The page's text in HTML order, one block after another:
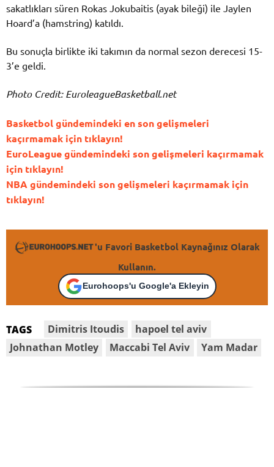
sakatlıkları süren Rokas Jokubaitis (ayak bileği) ile Jaylen
Hoard’a (hamstring) katıldı.
Bu sonuçla birlikte iki takımın da normal sezon derecesi 15-
3’e geldi.
Photo Credit: EuroleagueBasketball.net
Basketbol gündemindeki en son gelişmeleri
kaçırmamak için tıklayın!
EuroLeague gündemindeki son gelişmeleri kaçırmamak
için tıklayın!
NBA gündemindeki son gelişmeleri kaçırmamak için
tıklayın!
'u Favori Basketbol Kaynağınız Olarak
Kullanın.
Eurohoops'u Google'a Ekleyin
TAGS Dimitris Itoudis
hapoel tel aviv
Johnathan Motley
Maccabi Tel Aviv Yam Madar